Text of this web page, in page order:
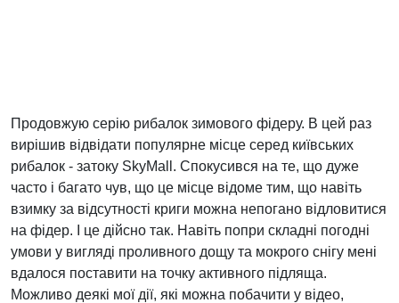
Продовжую серію рибалок зимового фідеру. В цей раз
вирішив відвідати популярне місце серед київських
рибалок - затоку SkyMall. Спокусився на те, що дуже
часто і багато чув, що це місце відоме тим, що навіть
взимку за відсутності криги можна непогано відловитися
на фідер. І це дійсно так. Навіть попри складні погодні
умови у вигляді проливного дощу та мокрого снігу мені
вдалося поставити на точку активного підляща.
Можливо деякі мої дії, які можна побачити у відео,